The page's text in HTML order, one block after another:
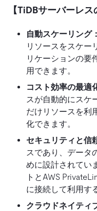
【TiDBサーバーレス
自動スケーリング：
リソースをスケー
リケーションの要
用できます。
コスト効率の最適
スが自動的にスケ
だけリソースを利
化できます。
セキュリティと信
スであり、データ
めに設計されてい
トとAWS
に接続して利用す
クラウドネイティ